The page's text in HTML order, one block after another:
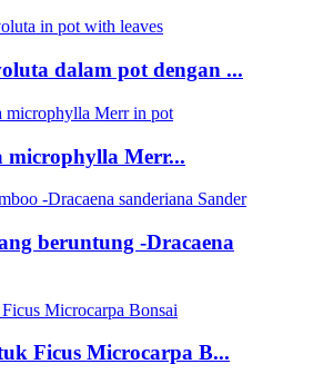
dalam pot dengan ...
microphylla Merr...
beruntung -Dracaena
Ficus Microcarpa B...